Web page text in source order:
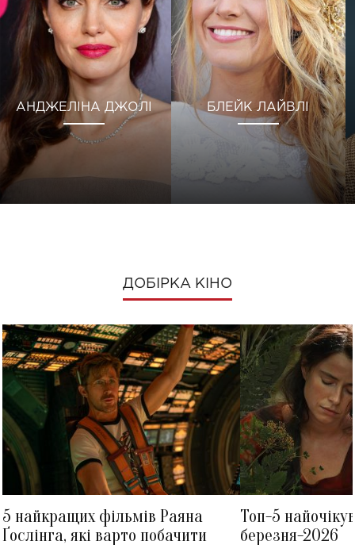
АНДЖЕЛІНА ДЖОЛІ БЛЕЙК ЛАЙВЛІ
ДОБІРКА КІНО
5 найкращих фільмів Раяна
Ґослінга, які варто побачити
Топ-5
березня-2026